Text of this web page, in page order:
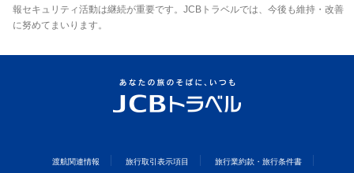
報セキュリティ活動は継続が重要です。JCBトラベルでは、今後も維持・改善
に努めてまいります。
渡航関連情報 旅行取引表示項目 旅行業約款・旅行条件書